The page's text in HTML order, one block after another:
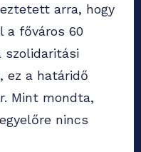
arra, hogy
a főváros 60
szolidaritási
ez a határidő
Mint mondta,
nincs